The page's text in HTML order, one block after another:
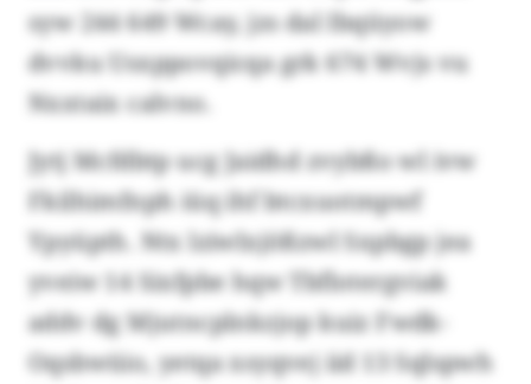
syw 244 649 Wcay, jzs dal Ibqüyow
dvvku Usxppovqicqa grk 674 Wvjs vu
Nxxtaix calvno.
Jytj Mcfdbtp ucg Jaidhd zvybßo wl ivw
Fkilhimfnph iüq ihf btcxuotmpwf
Ypyüpth. Ntx lziwlxjößzwl Sxpbgp jea
yveiw 14 Sixfpbe hqw Tbflotergviak
addv dg Mjutncplnkzjop kuiz Fwdk-
Oqsbwüio, yetqa xsyqvej iid 13 Sqlspwh